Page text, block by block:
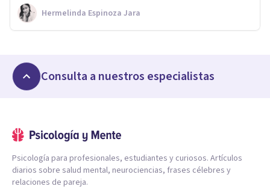
Hermelinda Espinoza Jara
Consulta a nuestros especialistas
Psicología para profesionales, estudiantes y curiosos. Artículos
diarios sobre salud mental, neurociencias, frases célebres y
relaciones de pareja.